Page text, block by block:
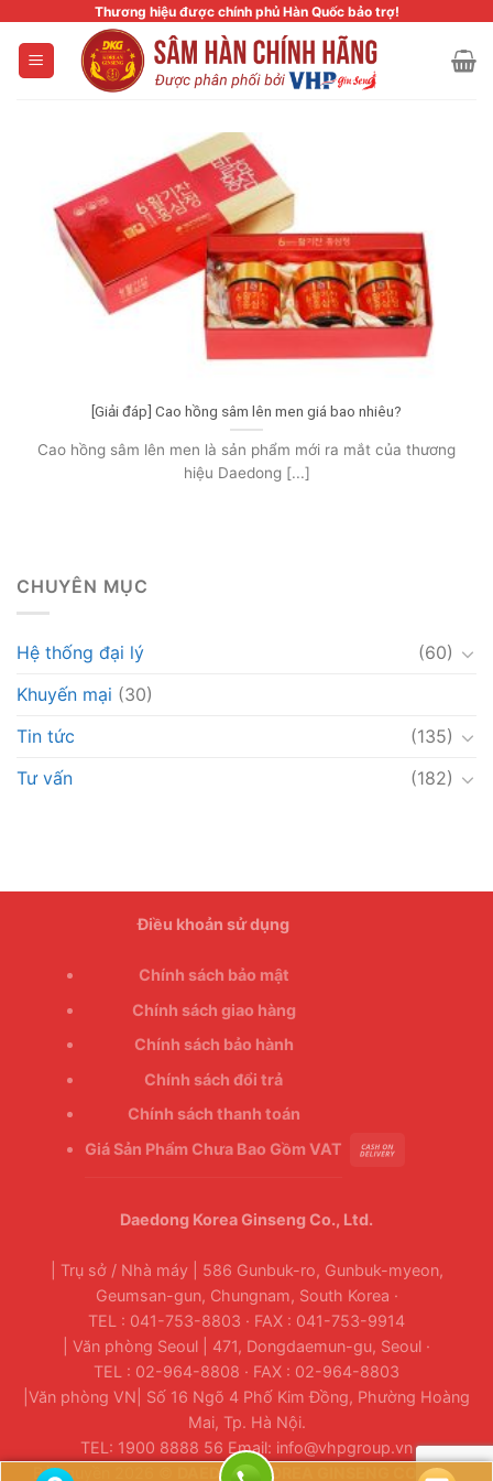
content
Thương hiệu được chính phủ Hàn Quốc bảo trợ!
[Giải đáp] Cao hồng sâm lên men giá bao nhiêu?
Cao hồng sâm lên men là sản phẩm mới ra mắt của thương
hiệu Daedong [...]
CHUYÊN MỤC
Hệ thống đại lý
(60)
Khuyến mại (30)
Tin tức
(135)
Tư vấn
(182)
Điều khoản sử dụng
Chính sách bảo mật
Chính sách giao hàng
Chính sách bảo hành
Chính sách đổi trả
Chính sách thanh toán
Giá Sản Phẩm Chưa Bao Gồm VAT
Daedong Korea Ginseng Co., Ltd.
| Trụ sở / Nhà máy | 586 Gunbuk-ro, Gunbuk-myeon,
Geumsan-gun, Chungnam, South Korea ·
TEL : 041-753-8803 · FAX : 041-753-9914
| Văn phòng Seoul | 471, Dongdaemun-gu, Seoul ·
TEL : 02-964-8808 · FAX : 02-964-8803
|Văn phòng VN| Số 16 Ngõ 4 Phố Kim Đồng, Phường Hoàng
Mai, Tp. Hà Nội.
TEL: 1900 8888 56 Email: info@vhpgroup.vn
Bản quyền 2026 ©
DAEDONG KOREA GINSENG CO., LTD.